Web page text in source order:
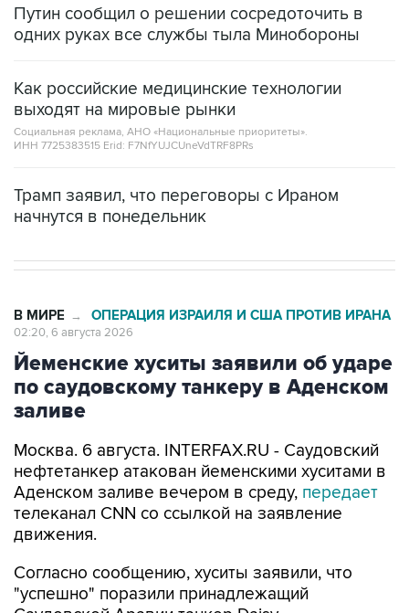
Путин сообщил о решении сосредоточить в
одних руках все службы тыла Минобороны
Как российские медицинские технологии
выходят на мировые рынки
Социальная реклама, АНО «Национальные приоритеты».
ИНН 7725383515 Erid: F7NfYUJCUneVdTRF8PRs
Трамп заявил, что переговоры с Ираном
начнутся в понедельник
В МИРЕ → ОПЕРАЦИЯ ИЗРАИЛЯ И США ПРОТИВ ИРАНА
02:20, 6 августа 2026
Йеменские хуситы заявили об ударе
по саудовскому танкеру в Аденском
заливе
Москва. 6 августа. INTERFAX.RU - Саудовский
нефтетанкер атакован йеменскими хуситами в
Аденском заливе вечером в среду, передает
телеканал CNN со ссылкой на заявление
движения.
Согласно сообщению, хуситы заявили, что
"успешно" поразили принадлежащий